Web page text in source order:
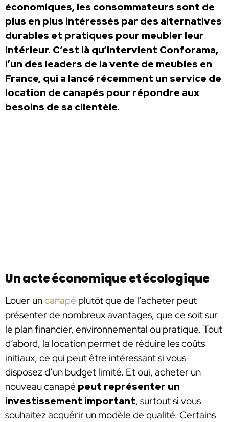
économiques, les consommateurs sont de
plus en plus intéressés par des alternatives
durables et pratiques pour meubler leur
intérieur. C’est là qu’intervient Conforama,
l’un des leaders de la vente de meubles en
France, qui a lancé récemment un service de
location de canapés pour répondre aux
besoins de sa clientèle.
Un acte économique et écologique
Louer uncanapé plutôt que de l’acheter peut
présenter de nombreux avantages, que ce soit sur
le plan financier, environnemental ou pratique. Tout
d’abord, la location permet de réduire les coûts
initiaux, ce qui peut être intéressant si vous
disposez d’un budget limité. Et oui, acheter un
nouveau canapé peut représenter un
investissement important, surtout si vous
souhaitez acquérir un modèle de qualité. Certains